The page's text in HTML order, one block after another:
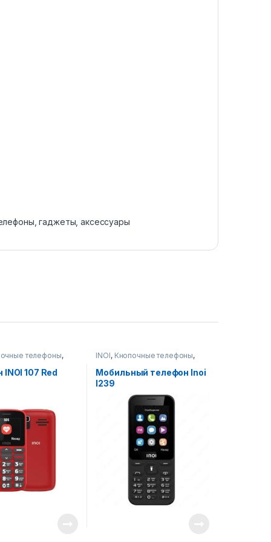
гаджеты, аксессуары
телефоны,
107 Red
INOI, Кнопочные телефоны,
Смартфоны,телефоны,
гаджеты, аксессуары
Мобильный телефон Inoi
I239